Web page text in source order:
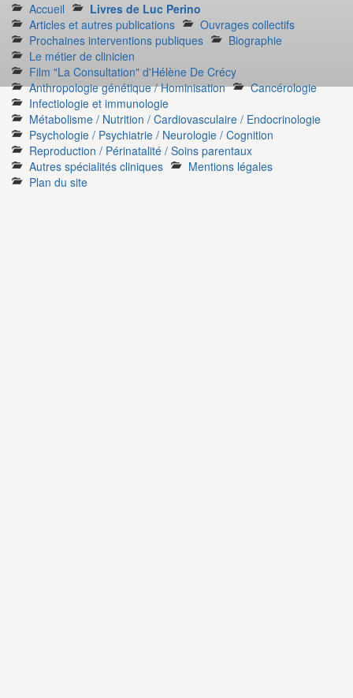
Accueil
Livres de Luc Perino
Articles et autres publications
Ouvrages collectifs
Prochaines interventions publiques
Biographie
Le métier de clinicien
Film "La Consultation" d'Hélène De Crécy
Anthropologie génétique / Hominisation
Cancérologie
Infectiologie et immunologie
Métabolisme / Nutrition / Cardiovasculaire / Endocrinologie
Psychologie / Psychiatrie / Neurologie / Cognition
Reproduction / Périnatalité / Soins parentaux
Autres spécialités cliniques
Mentions légales
Plan du site